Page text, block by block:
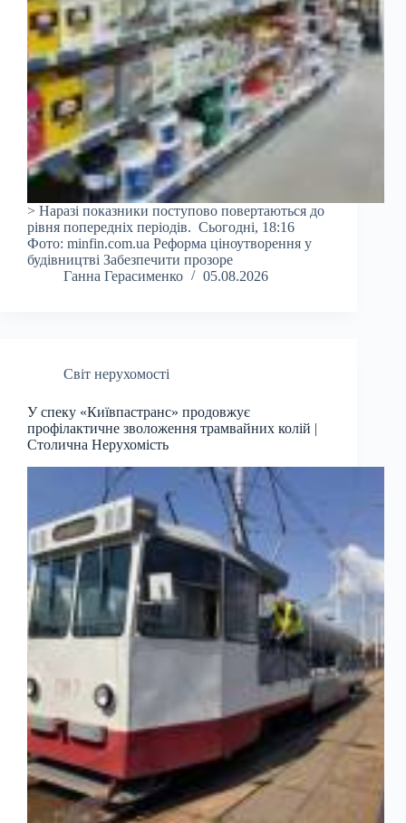
> Наразі показники поступово повертаються до
рівня попередніх періодів. Сьогодні, 18:16
Фото: minfin.com.ua Реформа ціноутворення у
будівництві Забезпечити прозоре
Ганна Герасименко
05.08.2026
Світ нерухомості
У спеку «Київпастранс» продовжує
профілактичне зволоження трамвайних колій |
Столична Нерухомість